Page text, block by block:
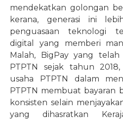
mendekatkan golongan
kerana, generasi ini
penguasaan teknologi
digital yang memberi
Malah, BigPay yang
PTPTN sejak tahun
usaha PTPTN dalam
PTPTN membuat bayaran
konsisten selain
yang dihasratkan